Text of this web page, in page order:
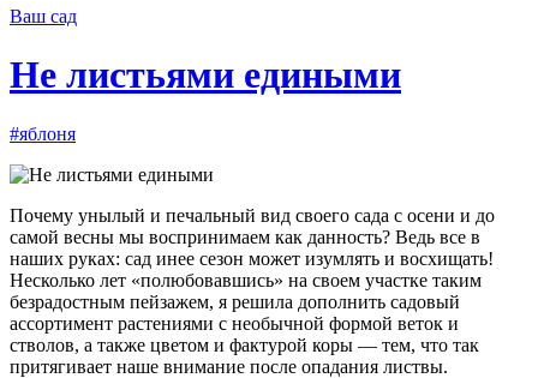
Ваш сад
Не листьями едиными
#яблоня
Почему унылый и печальный вид своего сада с осени и до
самой весны мы воспринимаем как данность? Ведь все в
наших руках: сад инее сезон может изумлять и восхищать!
Несколько лет «полюбовавшись» на своем участке таким
безрадостным пейзажем, я решила дополнить садовый
ассортимент растениями с необычной формой веток и
стволов, а также цветом и фактурой коры — тем, что так
притягивает наше внимание после опадания листвы.